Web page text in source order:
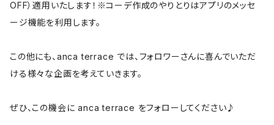
OFF）適用いたします！※コーデ作成のやりとりはアプリのメッセ
ージ機能を利用します。
この他にも、anca terrace では、フォロワーさんに喜んでいただ
ける様々な企画を考えていきます。
ぜひ、この機会に anca terrace をフォローしてください♪